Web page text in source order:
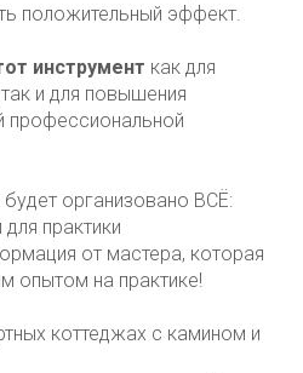
положительный эффект.
инструмент как для
и для повышения
профессиональной
будет организовано ВСЁ:
практики
от мастера, которая
опытом на практике!
коттеджах с камином и